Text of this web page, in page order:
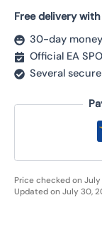
Free delivery
30-day
Official EA
Several
Price checked on
Updated on July 30,